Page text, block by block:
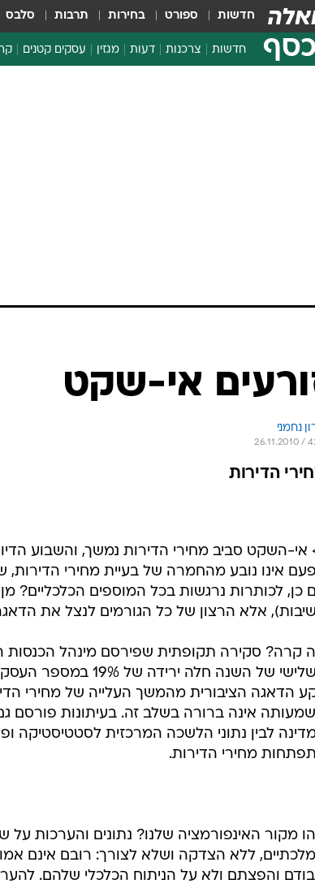
חדשות ספורט בחירות תרבות סלבס
כסף חדשות צרכנות דעות מגזין עסקים קטנים
אי-שקט
נחמני
26.11.2010 /
הדירות
אי-השקט סביב מחירי הדירות נמשך, והשבוע
אינו נובע מהחמרה של בעיית מחירי הדירות,
כן, לכותרות נרגשות בכל המוספים
אלא הרצון של כל הגורמים לנצל את
קרה? סקירה תקופתית שפירסם מינהל הכנסות
השלישי של השנה
הדאגה הציבורית מהמשך העלייה של מחירי
אינה ברורה בשלב זה. בעיתונות פורסם גם
לבין נתוני הלשכה המרכזית לסטטיסטיקה
מחירי הדירות.
מקור האינפורמציה שלנו? נתונים והערכות על
ללא הצדקה ושלא לצורך: רובם אינם
והפצתם ולא על הניתוח הכלכלי שלהם.